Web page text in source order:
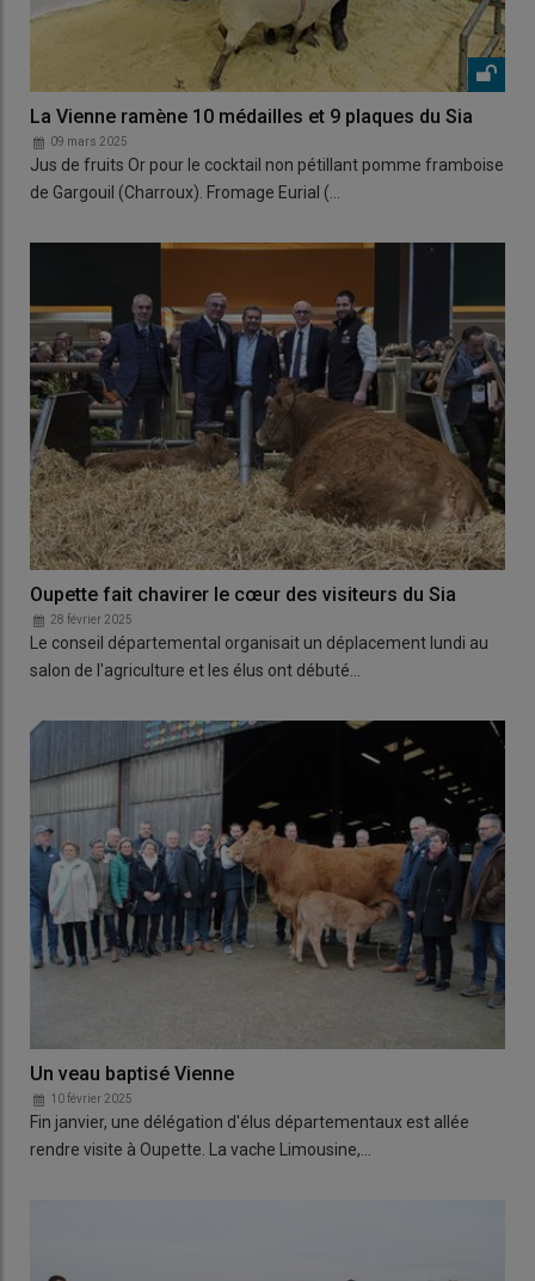
La Vienne ramène 10 médailles et 9 plaques du Sia
09 mars 2025
Jus de fruits Or pour le cocktail non pétillant pomme framboise
de Gargouil (Charroux). Fromage Eurial (…
Oupette fait chavirer le cœur des visiteurs du Sia
28 février 2025
Le conseil départemental organisait un déplacement lundi au
salon de l'agriculture et les élus ont débuté…
Un veau baptisé Vienne
10 février 2025
Fin janvier, une délégation d'élus départementaux est allée
rendre visite à Oupette. La vache Limousine,…